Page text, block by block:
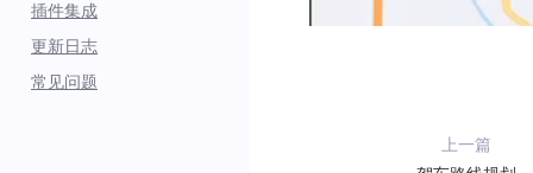
插件集成
更新日志
常见问题
上一篇